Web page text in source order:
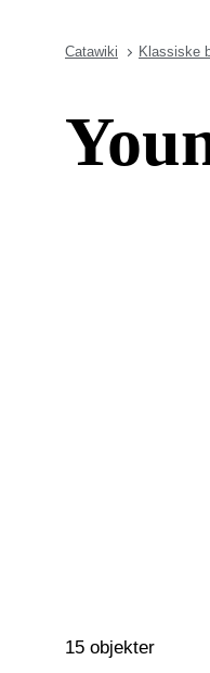
Catawiki Klassiske
15 objekter